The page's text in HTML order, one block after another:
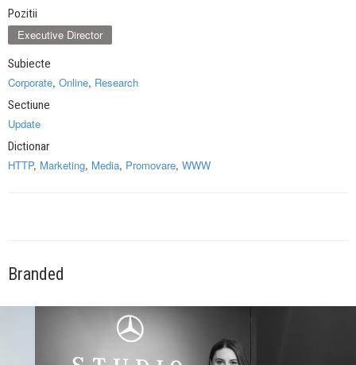
Pozitii
Executive Director
Subiecte
Corporate, Online, Research
Sectiune
Update
Dictionar
HTTP, Marketing, Media, Promovare, WWW
Branded